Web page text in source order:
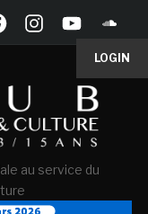
LOGIN
au service du